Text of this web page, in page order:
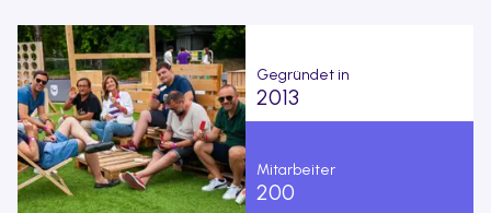
Gegründet in
2013
Mitarbeiter
200